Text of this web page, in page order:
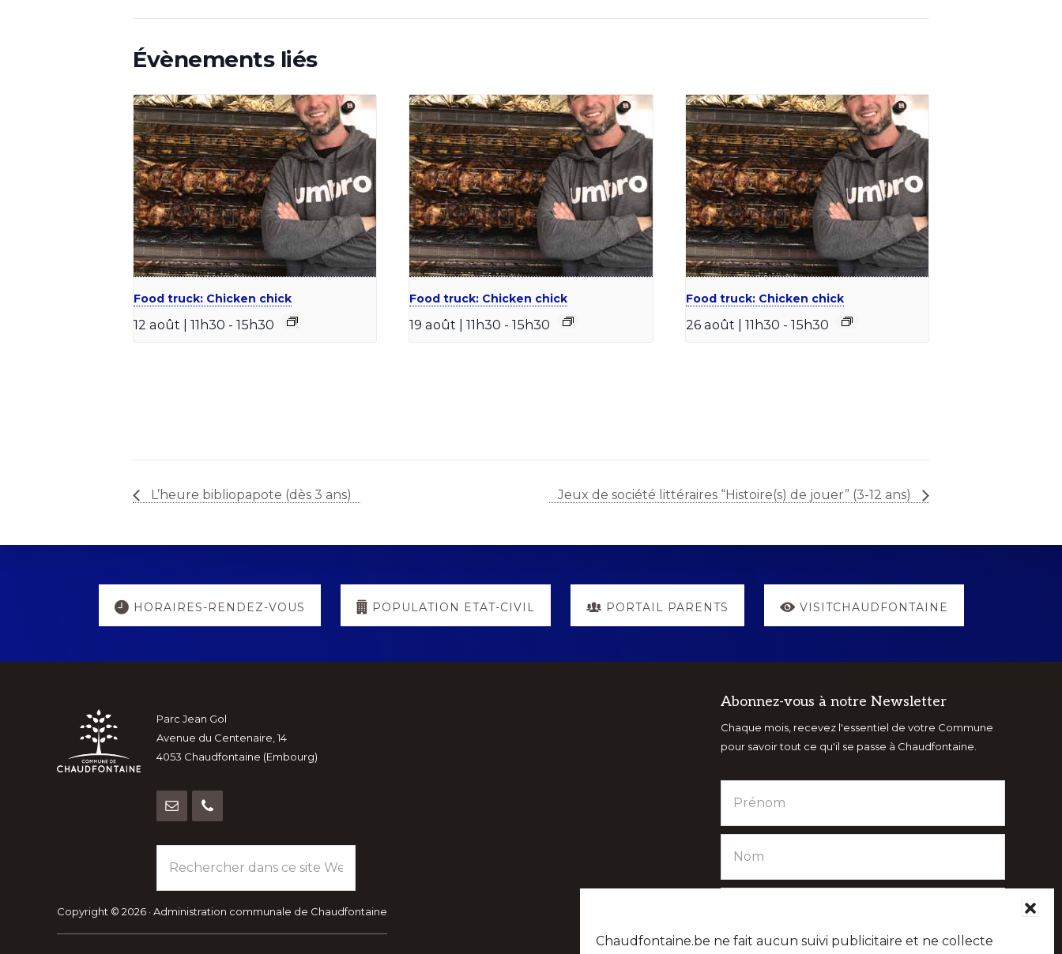
Chaudfontaine.be ne fait aucun suivi publicitaire et ne collecte
Évènements liés
Food truck: Chicken chick
12 août | 11h30 - 15h30
Food truck: Chicken chick
19 août | 11h30 - 15h30
Food truck: Chicken chick
26 août | 11h30 - 15h30
L’heure bibliopapote (dès 3 ans) Jeux de société littéraires “Histoire(s) de jouer” (3-12 ans)
Explore
more
HORAIRES-RENDEZ-VOUS POPULATION ETAT-CIVIL PORTAIL PARENTS VISITCHAUDFONTAINE
Footer
Parc Jean Gol
Avenue du Centenaire, 14
4053 Chaudfontaine (Embourg)
dans
ce
site
Copyright © 2026 · Administration communale de Chaudfontaine
Abonnez-vous à notre Newsletter
Chaque mois, recevez l'essentiel de votre Commune
pour savoir tout ce qu'il se passe à Chaudfontaine.